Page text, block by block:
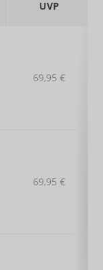
UVP
69,95 €
69,95 €